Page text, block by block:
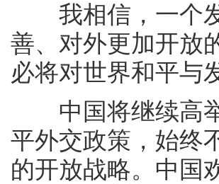
我相信，一个发
善、对外更加开放
必将对世界和平与
中国将继续高举
平外交政策，始终
的开放战略。中国